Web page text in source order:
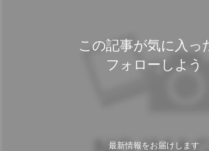
この記事が気に入っ
フォローしよう
最新情報をお届けします